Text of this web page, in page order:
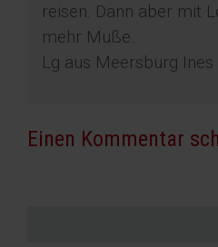
reisen. Dann aber mit
mehr Muße.
Lg aus Meersburg
Einen Kommentar